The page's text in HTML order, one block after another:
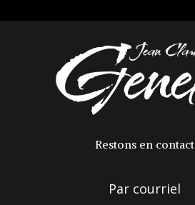
Restons en contact
Par courriel